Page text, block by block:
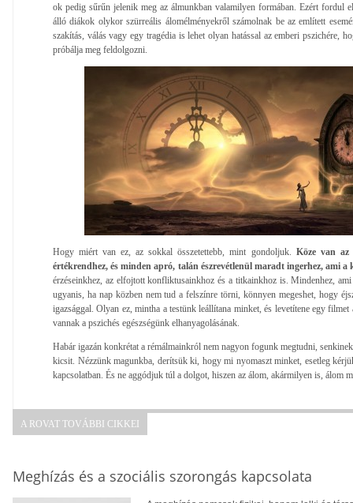
ok pedig sűrűn jelenik meg az álmunkban valamilyen formában. Ezért fordul
álló diákok olykor szürreális álomélményekről számolnak be az említett
szakítás, válás vagy egy tragédia is lehet olyan hatással az emberi pszichére,
próbálja meg feldolgozni.
Hogy miért van ez, az sokkal összetettebb, mint gondoljuk. Köze van az
értékrendhez, és minden apró, talán észrevétlenül maradt ingerhez, ami
érzéseinkhez, az elfojtott konfliktusainkhoz és a titkainkhoz is. Mindenhez,
ugyanis, ha nap közben nem tud a felszínre törni, könnyen megeshet, hogy
igazsággal. Olyan ez, mintha a testünk leállítana minket, és levetítene egy
vannak a pszichés egészségünk elhanyagolásának.
Habár igazán konkrétat a rémálmainkról nem nagyon fogunk megtudni,
kicsit. Nézzünk magunkba, derítsük ki, hogy mi nyomaszt minket, esetleg
kapcsolatban. És ne aggódjuk túl a dolgot, hiszen az álom, akármilyen is, álom
A ROVAT TOVÁBBI CIKKEI
Meghízás és a szociális szorongás kapcsolata